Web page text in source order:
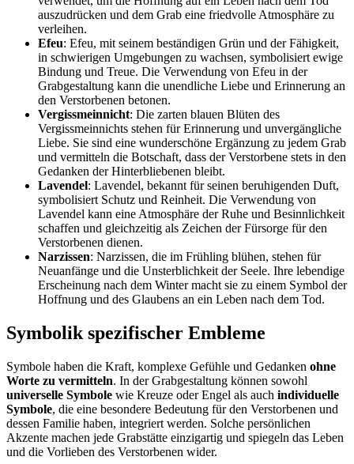
auszudrücken und dem Grab eine friedvolle Atmosphäre zu
verleihen.
Efeu: Efeu, mit seinem beständigen Grün und der Fähigkeit,
in schwierigen Umgebungen zu wachsen, symbolisiert ewige
Bindung und Treue. Die Verwendung von Efeu in der
Grabgestaltung kann die unendliche Liebe und Erinnerung an
den Verstorbenen betonen.
Vergissmeinnicht: Die zarten blauen Blüten des
Vergissmeinnichts stehen für Erinnerung und unvergängliche
Liebe. Sie sind eine wunderschöne Ergänzung zu jedem Grab
und vermitteln die Botschaft, dass der Verstorbene stets in den
Gedanken der Hinterbliebenen bleibt.
Lavendel: Lavendel, bekannt für seinen beruhigenden Duft,
symbolisiert Schutz und Reinheit. Die Verwendung von
Lavendel kann eine Atmosphäre der Ruhe und Besinnlichkeit
schaffen und gleichzeitig als Zeichen der Fürsorge für den
Verstorbenen dienen.
Narzissen: Narzissen, die im Frühling blühen, stehen für
Neuanfänge und die Unsterblichkeit der Seele. Ihre lebendige
Erscheinung nach dem Winter macht sie zu einem Symbol der
Hoffnung und des Glaubens an ein Leben nach dem Tod.
Symbolik spezifischer Embleme
Symbole haben die Kraft, komplexe Gefühle und Gedanken ohne
Worte zu vermitteln. In der Grabgestaltung können sowohl
universelle Symbole wie Kreuze oder Engel als auch individuelle
Symbole, die eine besondere Bedeutung für den Verstorbenen und
dessen Familie haben, integriert werden. Solche persönlichen
Akzente machen jede Grabstätte einzigartig und spiegeln das Leben
und die Vorlieben des Verstorbenen wider.